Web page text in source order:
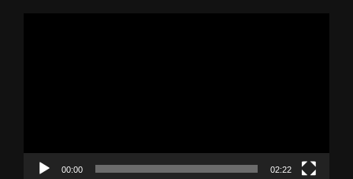
00:00 02:22